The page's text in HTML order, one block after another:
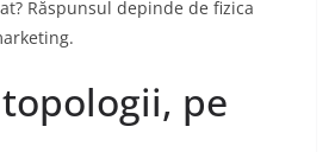
Răspunsul depinde de fizica
pe